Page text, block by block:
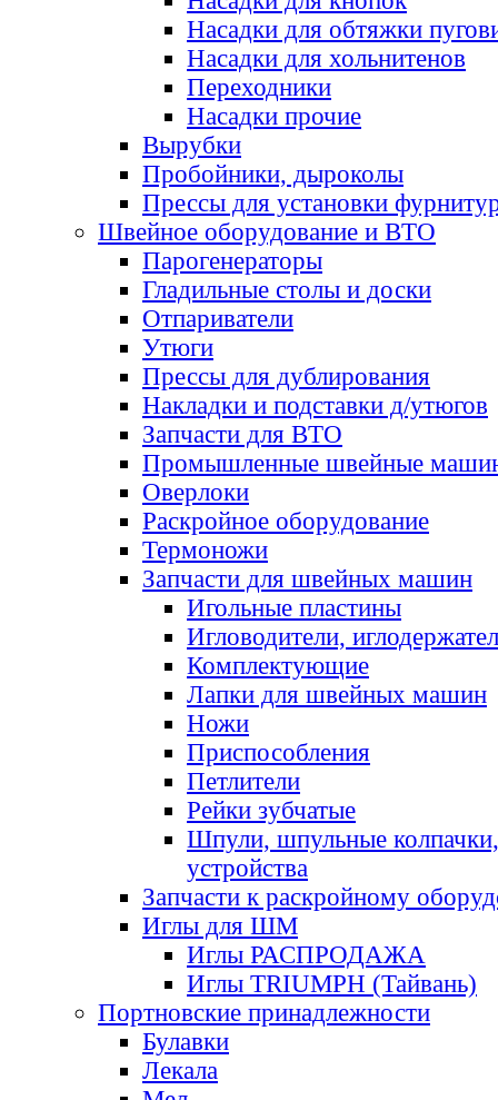
Насадки для обтяжки
Насадки для хольнитенов
Переходники
Насадки прочие
Вырубки
Пробойники, дыроколы
Прессы для установки
Швейное оборудование и ВТО
Парогенераторы
Гладильные столы и доски
Отпариватели
Утюги
Прессы для дублирования
Накладки и подставки д/утюгов
Запчасти для ВТО
Промышленные швейные
Оверлоки
Раскройное оборудование
Термоножи
Запчасти для швейных машин
Игольные пластины
Игловодители,
Комплектующие
Лапки для швейных машин
Ножи
Приспособления
Петлители
Рейки зубчатые
Шпули, шпульные
устройства
Запчасти к раскройному
Иглы для ШМ
Иглы РАСПРОДАЖА
Иглы TRIUMPH (Тайвань)
Портновские принадлежности
Булавки
Лекала